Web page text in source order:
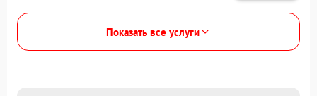
Показать все услуги